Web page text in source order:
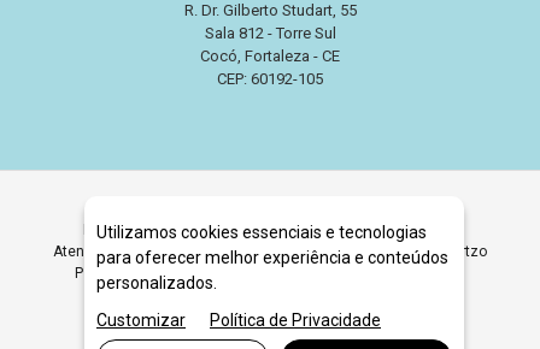
R. Dr. Gilberto Studart, 55
Sala 812 - Torre Sul
Cocó, Fortaleza - CE
CEP: 60192-105
Procurando Psicólogo NR1 em Fortaleza? Encontre Aqui
Atendimento Psicológico Especializado em NR1. Clínica Quartzo
Psicólogos Especialistas em Psicólogo NR1 em Fortaleza.
Utilizamos cookies essenciais e tecnologias
para oferecer melhor experiência e conteúdos
personalizados.
Customizar
Política de Privacidade